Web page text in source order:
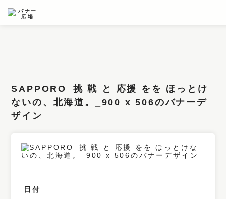
フィルター
サイズ
業種
SAPPORO_挑 戦 と 応援 をを ほっとけ
ないの、北海道。_900 x 506のバナーデ
ザイン
日付